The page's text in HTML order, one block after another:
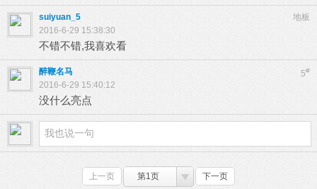
地板
suiyuan_5
2016-6-29 15:38:30
不错不错,我喜欢看
5#
醉鞭名马
2016-6-29 15:40:12
没什么亮点
上一页 第1页 下一页